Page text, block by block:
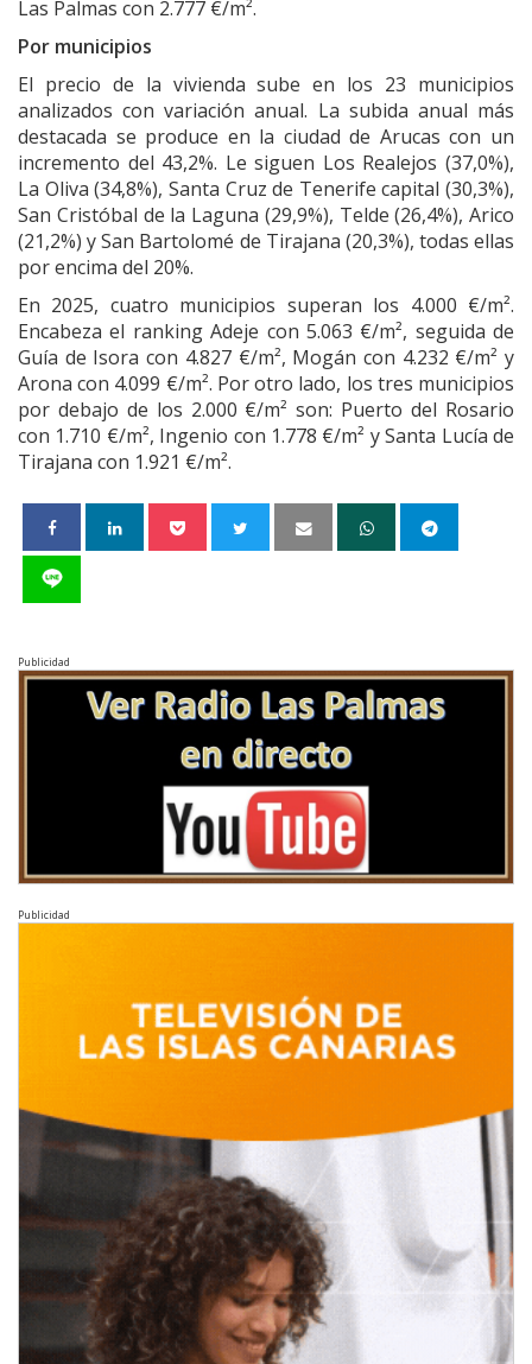
Las Palmas con 2.777 €/m².
Por municipios
El precio de la vivienda sube en los 23 municipios
analizados con variación anual. La subida anual más
destacada se produce en la ciudad de Arucas con un
incremento del 43,2%. Le siguen Los Realejos (37,0%),
La Oliva (34,8%), Santa Cruz de Tenerife capital (30,3%),
San Cristóbal de la Laguna (29,9%), Telde (26,4%), Arico
(21,2%) y San Bartolomé de Tirajana (20,3%), todas ellas
por encima del 20%.
En 2025, cuatro municipios superan los 4.000 €/m².
Encabeza el ranking Adeje con 5.063 €/m², seguida de
Guía de Isora con 4.827 €/m², Mogán con 4.232 €/m² y
Arona con 4.099 €/m². Por otro lado, los tres municipios
por debajo de los 2.000 €/m² son: Puerto del Rosario
con 1.710 €/m², Ingenio con 1.778 €/m² y Santa Lucía de
Tirajana con 1.921 €/m².
Publicidad
Publicidad